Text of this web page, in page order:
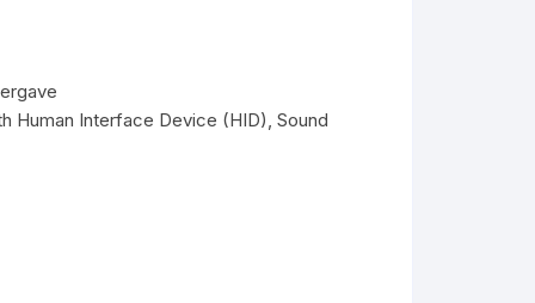
Human Interface Device (HID), Sound